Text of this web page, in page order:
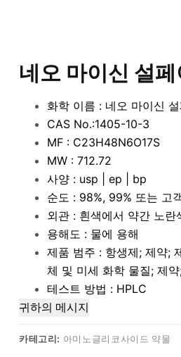
네오 마이신 설
화학 이름 : 네오 마이신
CAS No.:1405-10-3
MF : C23H48N6O17S
MW : 712.72
사양 : usp | ep | bp
순도 : 98%, 99% 또는 고
외관 : 흰색에서 약간 노란
용해도 : 물에 용해
제품 범주 : 항생제; 제약;
체 및 미세 화학 물질; 제
테스트 방법 : HPLC
귀하의 메시지
카테고리: 아미노글리코사이드 약물